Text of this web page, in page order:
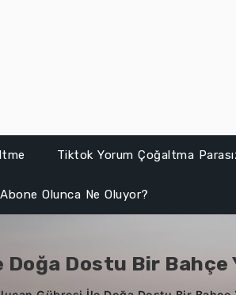
Tiktok Yorum Çoğaltma
Olunca Ne Oluyor?
Dostu Bir Bahçe